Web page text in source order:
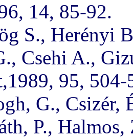
14, 85-92.
S., Herényi
Csehi A.,
95, 504-
G., Csizér,
P.,